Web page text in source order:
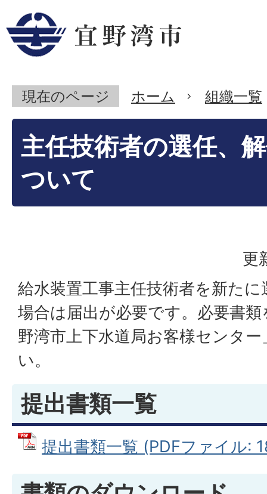
現在のページ ホーム 組織一覧
主任技術者の選任、
ついて
更
給水装置工事主任技術者を新た
場合は届出が必要です。必要書
野湾市上下水道局お客様センタ
い。
提出書類一覧
提出書類一覧 (PDFファイル: